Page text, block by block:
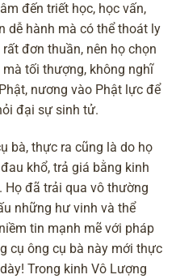
đến triết học, học vấn,
dễ hành mà có thể thoát ly
đơn thuần, nên họ chọn
tối thượng, không nghĩ
nương vào Phật lực để
đại sự sinh tử.
bà, thực ra cũng là do họ
khổ, trả giá bằng kinh
Họ đã trải qua vô thường
những hư vinh và thể
tin mạnh mẽ với pháp
cụ ông cụ bà này mới thực
Trong kinh Vô Lượng